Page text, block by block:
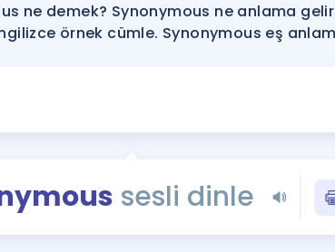
YDS ve YÖKDİL'e
Tüm ÖSYM
Blog
YDS - YÖKDİL
İngilizce
ne demek? Synonymous ne anlama
örnek cümle. Synonymous eş
sesli dinle